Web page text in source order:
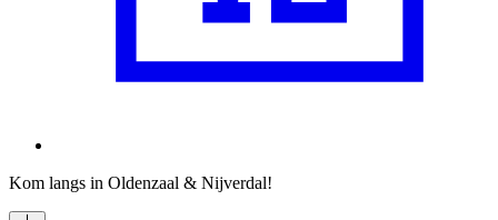
Kom langs in Oldenzaal & Nijverdal!